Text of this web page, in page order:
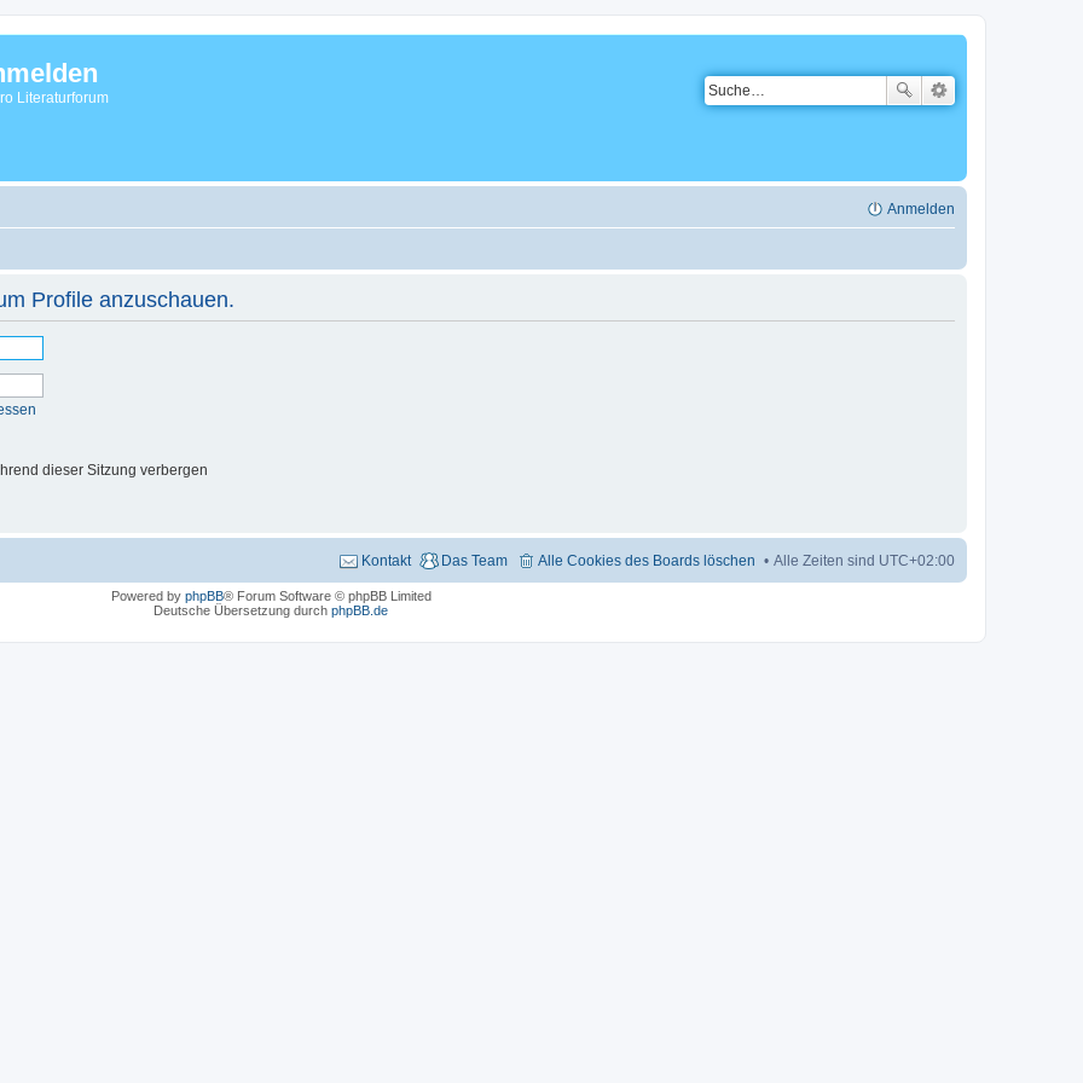
Literaturforum
Anmelden
Profile anzuschauen.
dieser Sitzung verbergen
Alle Zeiten sind UTC+02:00
Alle Cookies des Boards löschen
Das Team
Kontakt
Powered by phpBB® Forum Software © phpBB Limited
Deutsche Übersetzung durch phpBB.de